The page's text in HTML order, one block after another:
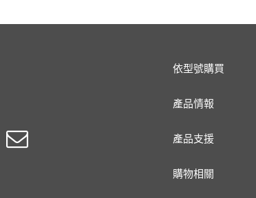
依型號購買
產品情報
產品支援
購物相關